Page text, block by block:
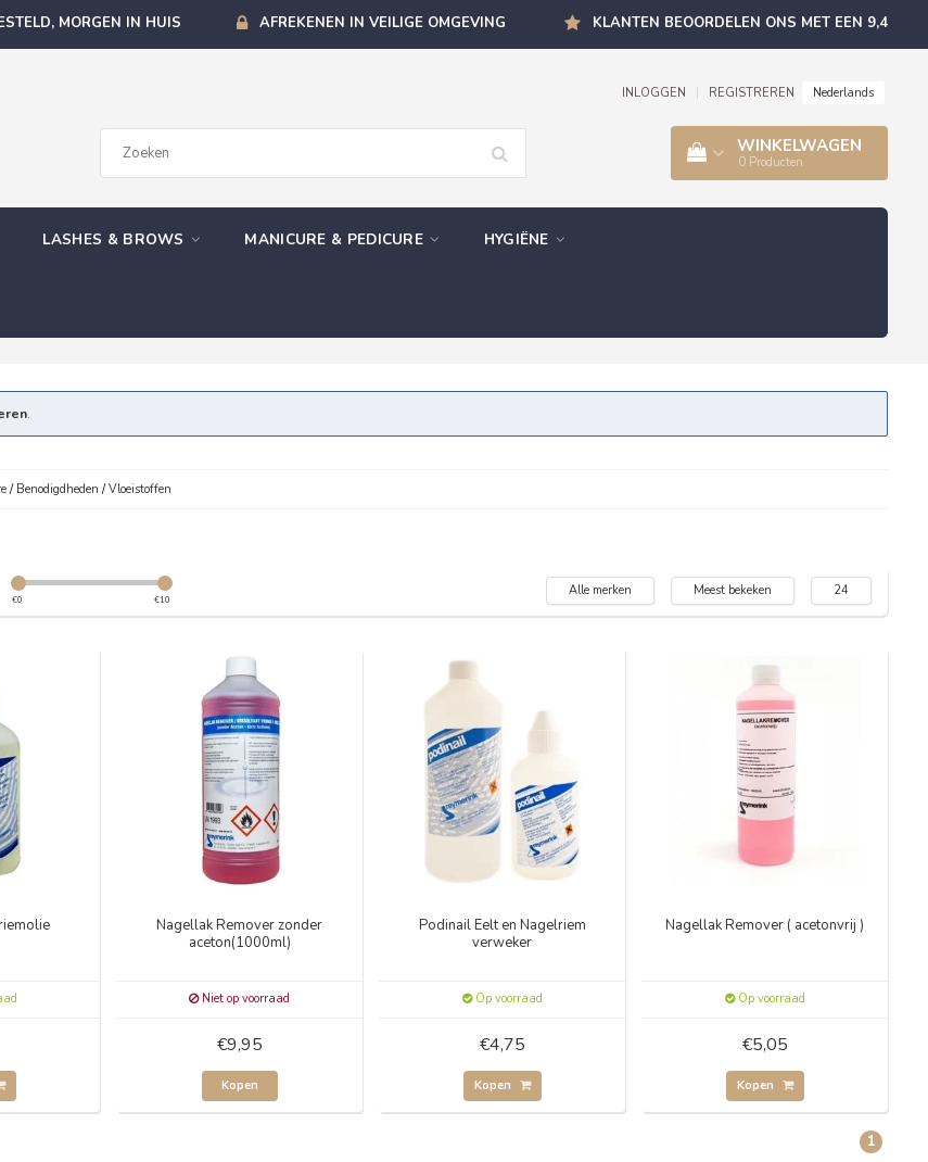
MORGEN IN HUIS AFREKENEN IN VEILIGE OMGEVING KLANTEN BEOORDELEN ONS MET EEN 9,4
INLOGGEN REGISTREREN Nederlands
WINKELWAGEN
0 Producten
LASHES & BROWS MANICURE & PEDICURE HYGIËNE
.
/ Benodigdheden /Vloeistoffen
€0 €10
Alle merken Meest bekeken 24
Nagellak Remover zonder
aceton(1000ml)
Niet op voorraad
€9,95
Kopen
Podinail Eelt en Nagelriem
verweker
Op voorraad
€4,75
Kopen
Nagellak Remover ( acetonvrij )
Op voorraad
€5,05
Kopen
1